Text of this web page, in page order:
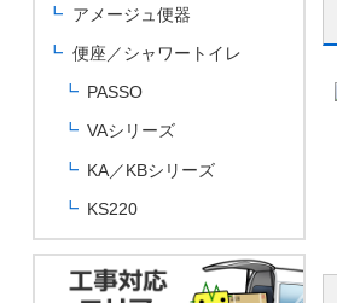
アメージュ便器
便座／シャワートイレ
PASSO
VAシリーズ
KA／KBシリーズ
KS220